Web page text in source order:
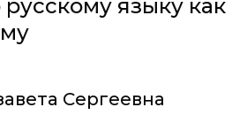
языку как
Сергеевна